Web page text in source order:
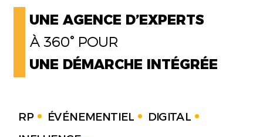
UNE AGENCE D’EXPERTS
À 360° POUR
UNE DÉMARCHE INTÉGRÉE
RP ÉVÉNEMENTIEL
DIGITAL